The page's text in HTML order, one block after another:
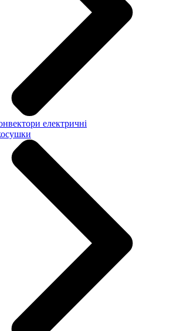
електричні